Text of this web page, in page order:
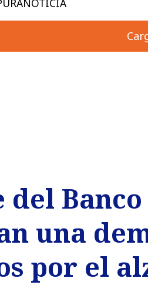
una
por el